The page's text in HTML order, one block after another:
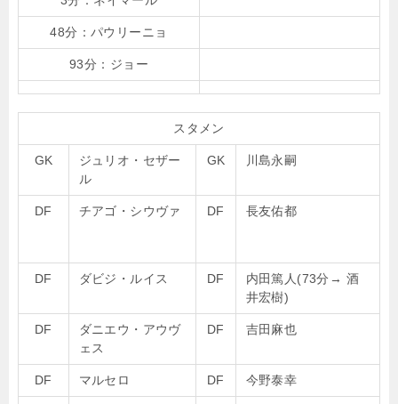
48分 ：パウリーニョ
93分 ： ジョー
スタメン
GK
ジュリオ・セザー
ル
GK 川島永嗣
DF チアゴ・シウヴァ DF 長友佑都
DF ダビジ・ルイス DF
内田篤人(73分→ 酒
井宏樹)
DF
ダニエウ・アウヴ
ェス
DF 吉田麻也
DF マルセロ DF 今野泰幸